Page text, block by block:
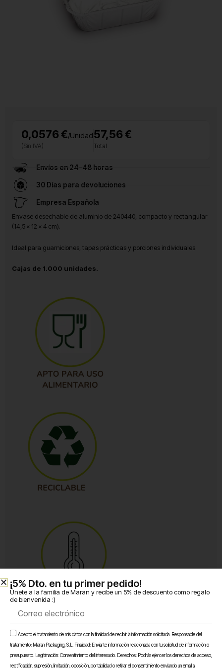
0,0576 €/Unidad
(Sin IVA)
57,56 €
Total
Envíos en 24-48 horas
30 Días para devoluciones
Empresa Española
Envase desechable de aluminio de 240440, compacto y rectangular
(14,5 × 12 × 4 cm).
Ideal para guarniciones, tapas prácticas y porciones individuales.
Cajas de 1.000 unidades.
Envase
aluminio
240440
Añadir al carrito
¡5% Dto. en tu primer pedido!​
Únete a la familia de Maran y recibe un 5% de descuento como regalo
de bienvenida :)
electrónico
Aceptación
Acepto el tratamiento de mis datos con la finalidad de recibir la información solicitada. Responsable del
tratamiento: Maran Packaging, S.L. Finalidad: Enviarte información relacionada con tu solicitud de información o
presupuesto. Legitimación: Consentimiento del interesado. Derechos: Podrás ejercer los derechos de acceso,
rectificación, supresión, limitación, oposición, portabilidad o retirar el consentimiento enviando un email a